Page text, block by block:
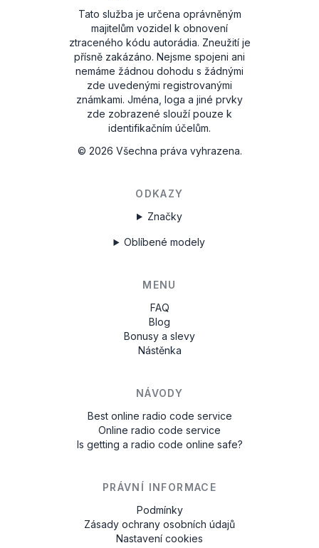
Tato služba je určena oprávněným
majitelům vozidel k obnovení
ztraceného kódu autorádia. Zneužití je
přísně zakázáno. Nejsme spojeni ani
nemáme žádnou dohodu s žádnými
zde uvedenými registrovanými
známkami. Jména, loga a jiné prvky
zde zobrazené slouží pouze k
identifikačním účelům.
© 2026 Všechna práva vyhrazena.
ODKAZY
Značky
Oblíbené modely
MENU
FAQ
Blog
Bonusy a slevy
Nástěnka
NÁVODY
Best online radio code service
Online radio code service
Is getting a radio code online safe?
PRÁVNÍ INFORMACE
Podmínky
Zásady ochrany osobních údajů
Nastavení cookies